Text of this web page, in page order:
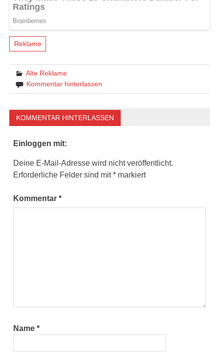
Reklame
Alte Reklame
Kommentar hinterlassen
KOMMENTAR HINTERLASSEN
Einloggen mit:
Deine E-Mail-Adresse wird nicht veröffentlicht.
Erforderliche Felder sind mit* markiert
Kommentar*
Name*